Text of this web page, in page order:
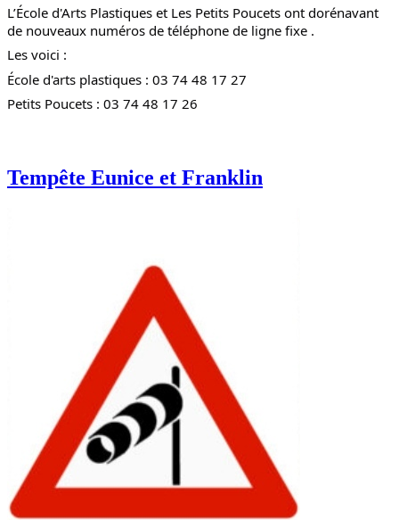
L’École d'Arts Plastiques et Les Petits Poucets ont dorénavant
de nouveaux numéros de téléphone de ligne fixe .
Les voici :
École d'arts plastiques : 03 74 48 17 27
Petits Poucets : 03 74 48 17 26
Tempête Eunice et Franklin